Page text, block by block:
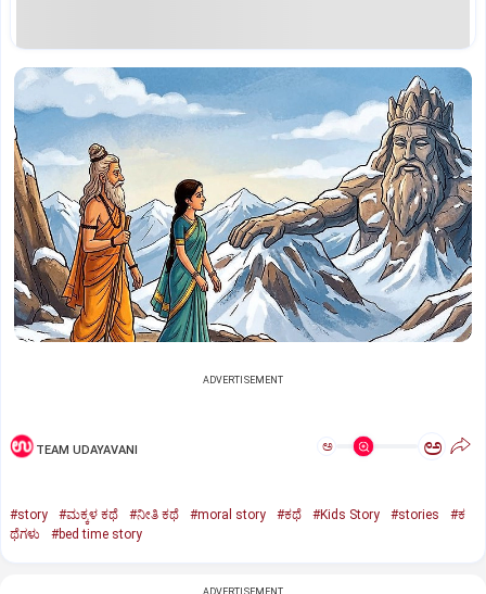
ADVERTISEMENT
TEAM UDAYAVANI ಅ ಅ
#story #ಮಕ್ಕಳ ಕಥೆ #ನೀತಿ ಕಥೆ #moral story #ಕಥೆ #Kids Story #stories
#ಕ
ಥೆಗಳು
#bed time story